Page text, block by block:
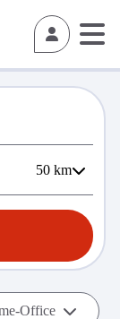
50 km
Office